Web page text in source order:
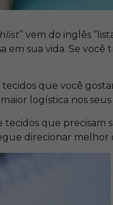
” vem do inglês
em sua vida. Se você
que você
logística nos
que precisam
direcionar melhor